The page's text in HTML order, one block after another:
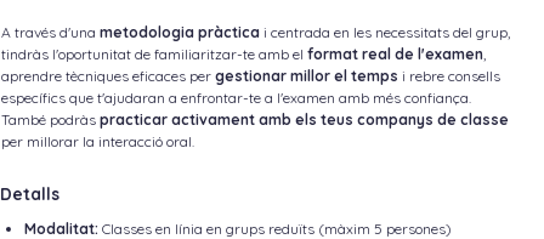
A través d'una metodologia pràctica i centrada en les necessitats del grup,
tindràs l'oportunitat de familiaritzar-te amb el format real de l'examen,
aprendre tècniques eficaces per gestionar millor el temps i rebre consells
específics que t'ajudaran a enfrontar-te a l'examen amb més confiança.
També podràs practicar activament amb els teus companys de classe
per millorar la interacció oral.
Detalls
Modalitat: Classes en línia en grups reduïts (màxim 5 persones)